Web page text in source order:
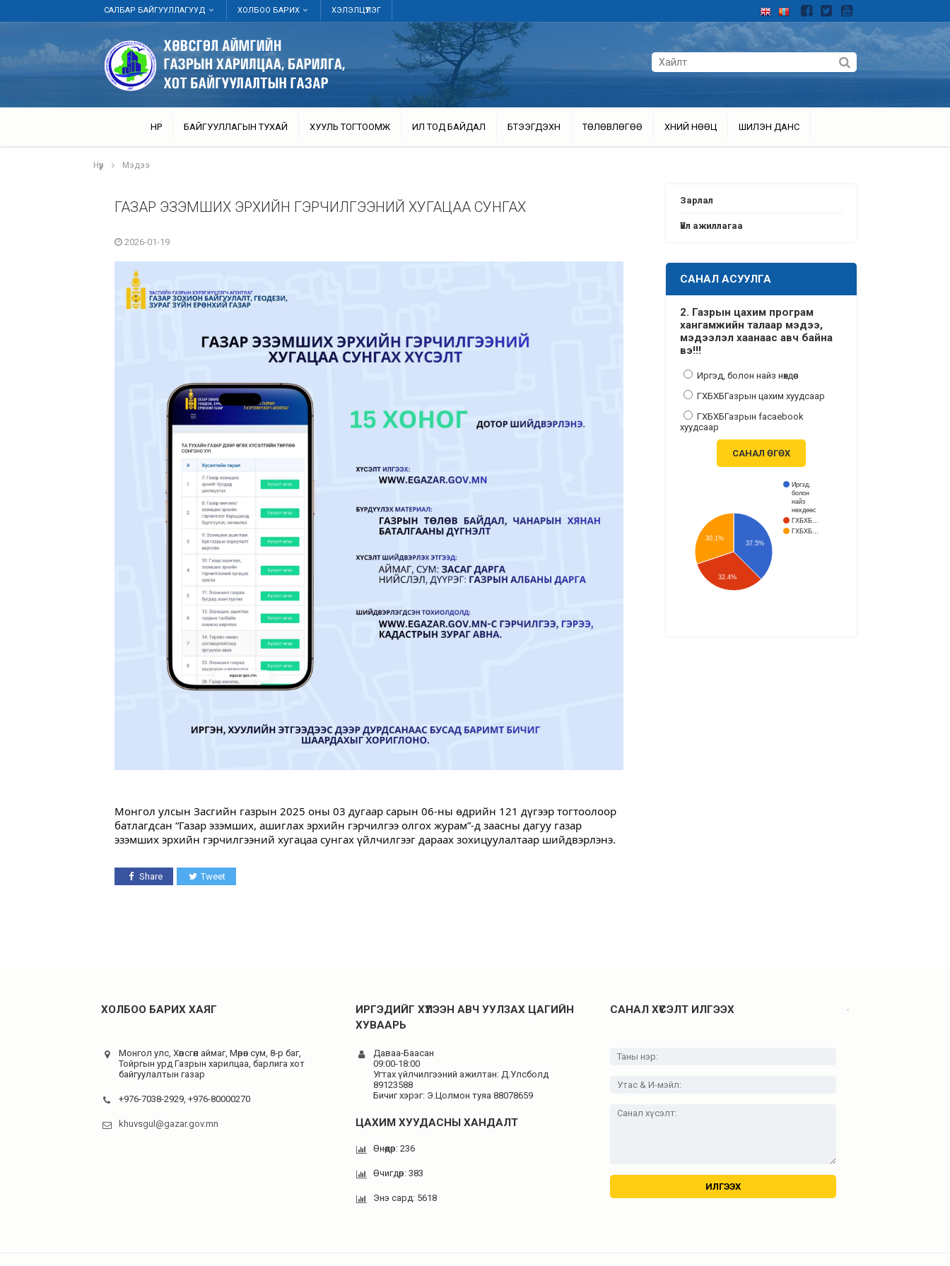
САЛБАР БАЙГУУЛЛАГУУД ХОЛБОО БАРИХ ХЭЛЭЛЦҮҮЛЭГ
НҮҮР БАЙГУУЛЛАГЫН ТУХАЙ ХУУЛЬ ТОГТООМЖ ИЛ ТОД БАЙДАЛ БҮТЭЭГДЭХҮҮН ТӨЛӨВЛӨГӨӨ ХҮНИЙ НӨӨЦ ШИЛЭН ДАНС
Нүүр Мэдээ
ГАЗАР ЭЗЭМШИХ ЭРХИЙН ГЭРЧИЛГЭЭНИЙ ХУГАЦАА СУНГАХ
2026-01-19
Монгол улсын Засгийн газрын 2025 оны 03 дугаар сарын 06-ны өдрийн 121 дүгээр тогтоолоор
батлагдсан “Газар эзэмших, ашиглах эрхийн гэрчилгээ олгох журам”-д заасны дагуу газар
эзэмших эрхийн гэрчилгээний хугацаа сунгах үйлчилгээг дараах зохицуулалтаар шийдвэрлэнэ.
Share Tweet
Зарлал
Үйл ажиллагаа
САНАЛ АСУУЛГА
2. Газрын цахим програм
хангамжийн талаар мэдээ,
мэдээлэл хаанаас авч байна
вэ!!!
Иргэд, болон найз нөхдөөс
ГХБХБГазрын цахим хуудсаар
ГХБХБГазрын facaebook
хуудсаар
САНАЛ ӨГӨХ
Иргэд,
болон
найз
нөхдөөс
ГХБХБ…
ГХБХБ…
37.5%
30.1%
32.4%
ХОЛБОО БАРИХ ХАЯГ
Монгол улс, Хөвсгөл аймаг, Мөрөн сум, 8-р баг,
Тойргын урд Газрын харилцаа, барлига хот
байгуулалтын газар
+976-7038-2929, +976-80000270
khuvsgul@gazar.gov.mn
ИРГЭДИЙГ ХҮЛЭЭН АВЧ УУЛЗАХ ЦАГИЙН
ХУВААРЬ
Даваа-Баасан
09:00-18:00
Угтах үйлчилгээний ажилтан: Д.Улсболд
89123588
Бичиг хэрэг: Э.Цолмон туяа 88078659
ЦАХИМ ХУУДАСНЫ ХАНДАЛТ
Өнөөдөр: 236
Өчигдөр: 383
Энэ сард: 5618
САНАЛ ХҮСЭЛТ ИЛГЭЭХ